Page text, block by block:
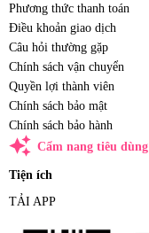
Phương thức thanh toán
Điều khoản giao dịch
Câu hỏi thường gặp
Chính sách vận chuyển
Quyền lợi thành viên
Chính sách bảo mật
Chính sách bảo hành
auto_awesome Cẩm nang tiêu dùng
Tiện ích
TẢI APP